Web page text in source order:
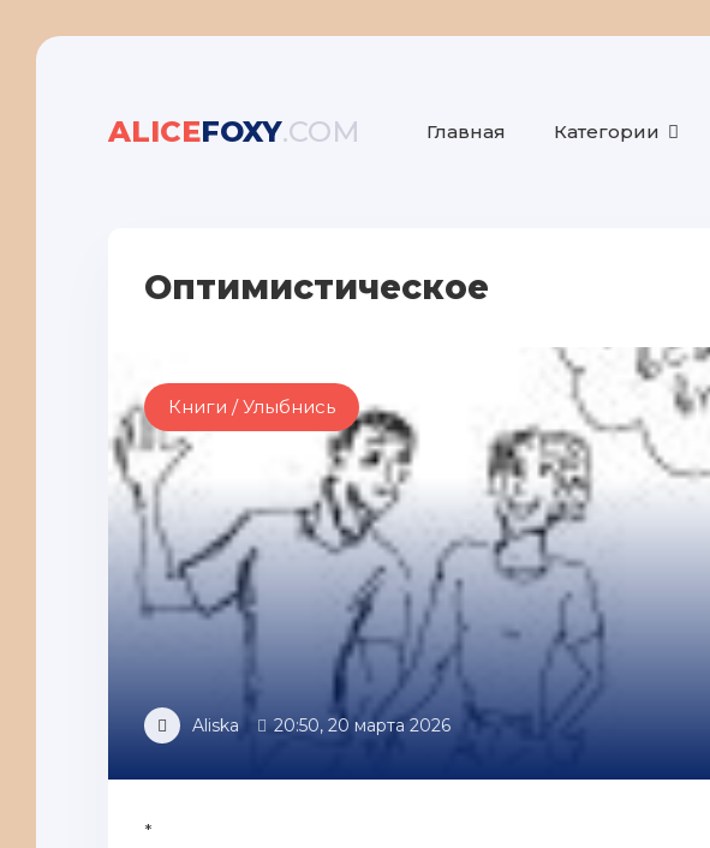
ALICEFOXY.COM Главная Категории
Оптимистическое
Книги / Улыбнись
Aliska 20:50, 20 марта 2026
*